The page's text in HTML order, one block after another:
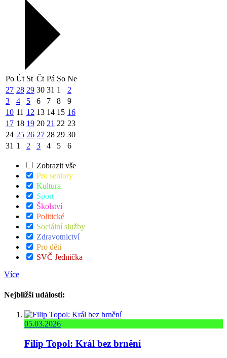
Po Út St Čt Pá So Ne
27 28 29 30 31 1
2
3
4 5 6 7 8
9
10 11 12 13 14 15 16
17 18 19 20 21 22 23
24 25 26 27 28 29 30
31 1 2 3 4 5 6
Zobrazit vše
Pro seniory
Kultura
Sport
Školství
Politické
Sociální služby
Zdravotnictví
Pro děti
SVČ Jednička
Více
Nejbližší události:
05.03.2026
Filip Topol: Král bez brnění